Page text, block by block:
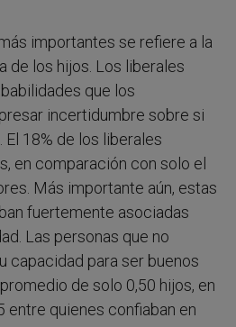
importantes se refiere a la
de los hijos. Los liberales
que los
incertidumbre sobre si
18% de los liberales
en comparación con solo el
Más importante aún, estas
fuertemente asociadas
Las personas que no
capacidad para ser buenos
de solo 0,50 hijos, en
entre quienes confiaban en